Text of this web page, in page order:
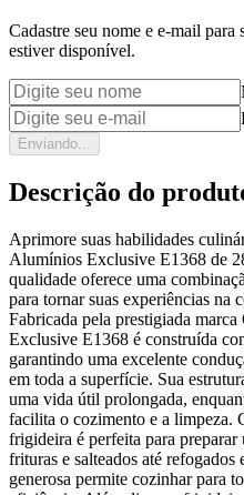
Cadastre seu nome e e-mail
estiver disponível.
Enviando...
Descrição do
Aprimore suas habilidades
Alumínios Exclusive E1368 de
qualidade oferece uma
para tornar suas experiências na
Fabricada pela prestigiada
Exclusive E1368 é construída
garantindo uma excelente
em toda a superfície. Sua
uma vida útil prolongada,
facilita o cozimento e a limpeza.
frigideira é perfeita para preparar
frituras e salteados até refogados
generosa permite cozinhar para